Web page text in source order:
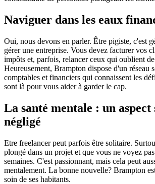
Naviguer dans les eaux
Oui, nous devons en parler. Être pigiste, c'est
gérer une entreprise. Vous devez facturer vos
impôts et, parfois, relancer ceux qui oublient
Heureusement, Brampton dispose d'un réseau
comptables et financiers qui connaissent les
sont là pour vous aider à garder le cap.
La santé mentale : un aspect
négligé
Etre freelancer peut parfois être solitaire.
plongé dans un projet et que vous ne voyez
semaines. C'est passionnant, mais cela peut
mentalement. La bonne nouvelle? Brampton
soin de ses habitants.